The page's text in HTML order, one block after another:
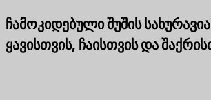
ჩამოკიდებული შუშის
ყავისთვის, ჩაისთვის და